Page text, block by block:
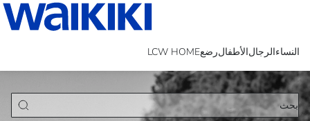
النساءالرجالالأطفالرضعLCW HOME